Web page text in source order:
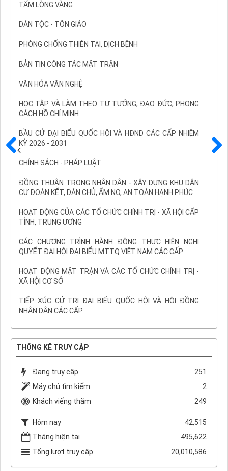
TẤM LÒNG VÀNG
DÂN TỘC - TÔN GIÁO
PHÒNG CHỐNG THIÊN TAI, DỊCH BỆNH
BẢN TIN CÔNG TÁC MẶT TRẬN
VĂN HÓA VĂN NGHỆ
HỌC TẬP VÀ LÀM THEO TƯ TƯỞNG, ĐẠO ĐỨC, PHONG
CÁCH HỒ CHÍ MINH
BẦU CỬ ĐẠI BIỂU QUỐC HỘI VÀ HĐND CÁC CẤP NHIỆM
KỲ 2026 - 2031
CHÍNH SÁCH - PHÁP LUẬT
ĐỒNG THUẬN TRONG NHÂN DÂN - XÂY DỰNG KHU DÂN
CƯ ĐOÀN KẾT, DÂN CHỦ, ẤM NO, AN TOÀN HẠNH PHÚC
HOẠT ĐỘNG CỦA CÁC TỔ CHỨC CHÍNH TRỊ - XÃ HỘI CẤP
TỈNH, TRUNG ƯƠNG
CÁC CHƯƠNG TRÌNH HÀNH ĐỘNG THỰC HIỆN NGHỊ
QUYẾT ĐẠI HỘI ĐẠI BIỂU MTTQ VIỆT NAM CÁC CẤP
HOẠT ĐỘNG MẶT TRẬN VÀ CÁC TỔ CHỨC CHÍNH TRỊ -
XÃ HỘI CƠ SỞ
TIẾP XÚC CỬ TRI ĐẠI BIỂU QUỐC HỘI VÀ HỘI ĐỒNG
NHÂN DÂN CÁC CẤP
THỐNG KÊ TRUY CẬP
Đang truy cập
251
Máy chủ tìm kiếm
2
Khách viếng thăm
249
Hôm nay
42,515
Tháng hiện tại
495,622
Tổng lượt truy cập
20,010,586
Trước